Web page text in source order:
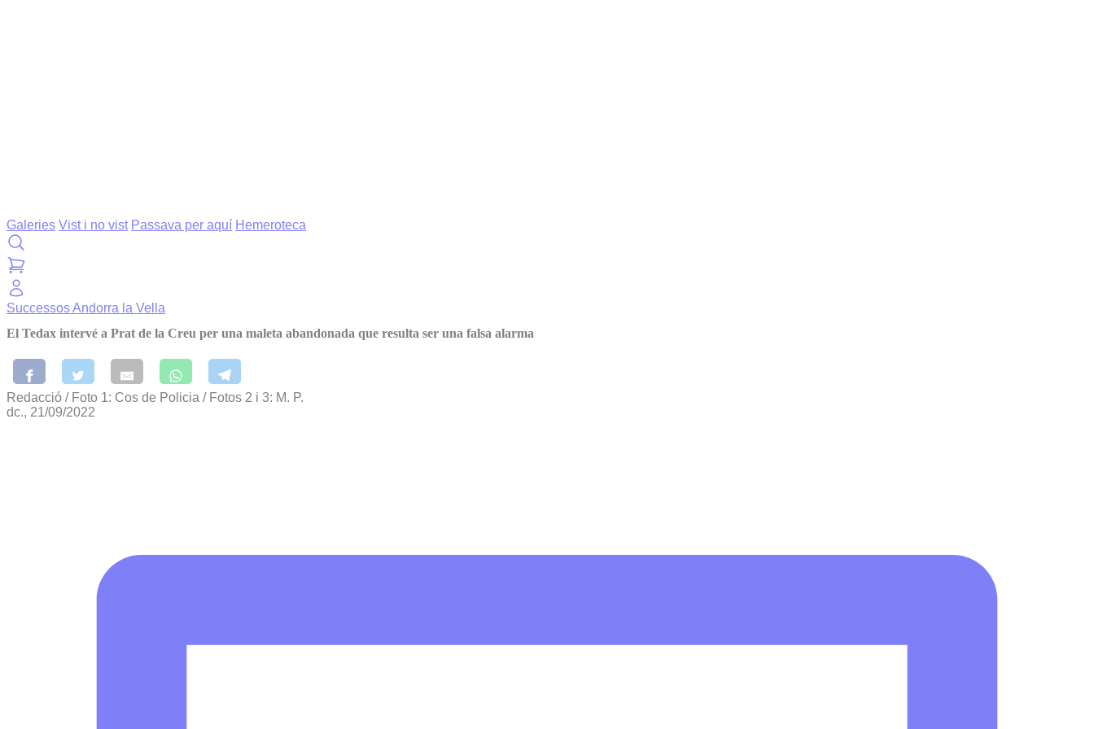
Galeries Vist i no vist Passava per aquí Hemeroteca
SuccessosAndorra la Vella
El Tedax intervé a Prat de la Creu per una maleta abandonada que resulta ser una falsa alarma
Redacció / Foto 1: Cos de Policia / Fotos 2 i 3: M. P.
dc., 21/09/2022